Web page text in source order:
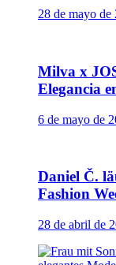
28 de mayo de
Milva x
Elegancia
6 de mayo de
Daniel Č.
Fashion
28 de abril de